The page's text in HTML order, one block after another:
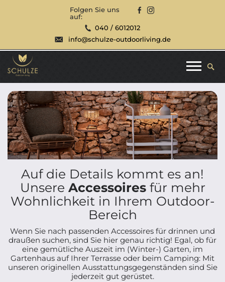
Folgen Sie uns
auf:
040 / 6012012
info@schulze-outdoorliving.de
Auf die Details kommt es an!
Unsere Accessoiresfür mehr
Wohnlichkeit in Ihrem Outdoor-
Bereich
Wenn Sie nach passenden Accessoires für drinnen und
draußen suchen, sind Sie hier genau richtig! Egal, ob für
eine gemütliche Auszeit im (Winter-) Garten, im
Gartenhaus auf Ihrer Terrasse oder beim Camping: Mit
unseren originellen Ausstattungsgegenständen sind Sie
jederzeit gut gerüstet.